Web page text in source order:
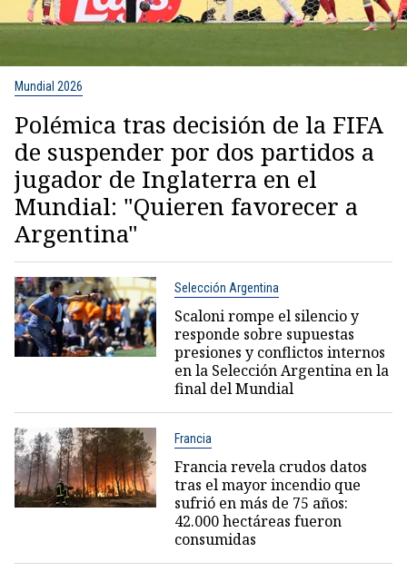
Mundial 2026
Polémica tras decisión de la FIFA
de suspender por dos partidos a
jugador de Inglaterra en el
Mundial: "Quieren favorecer a
Argentina"
Selección Argentina
Scaloni rompe el silencio y
responde sobre supuestas
presiones y conflictos internos
en la Selección Argentina en la
final del Mundial
Francia
Francia revela crudos datos
tras el mayor incendio que
sufrió en más de 75 años:
42.000 hectáreas fueron
consumidas